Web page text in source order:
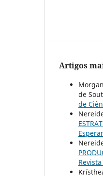
Artigos
de
de